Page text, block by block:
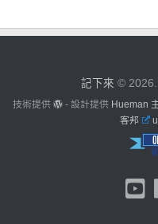
記下來 © 2026.
技術提供 - 設計提供 Hueman
客邦